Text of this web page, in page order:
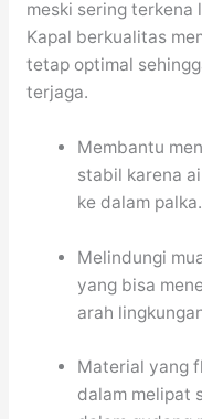
meski sering terkena
Kapal berkualitas
tetap optimal
terjaga.
Membantu
stabil karena
ke dalam palka.
Melindungi
yang bisa
arah
Material yang
dalam melipat